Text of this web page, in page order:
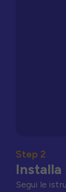
Step 2
Installa
Segui le